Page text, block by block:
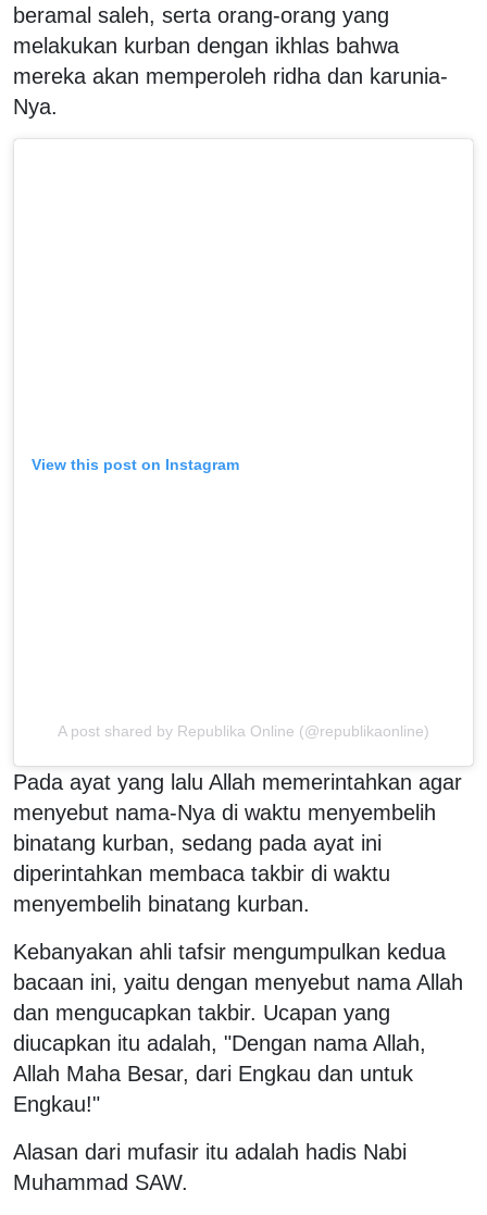
beramal saleh, serta orang-orang yang
melakukan kurban dengan ikhlas bahwa
mereka akan memperoleh ridha dan karunia-
Nya.
View this post on Instagram
A post shared by Republika Online (@republikaonline)
Pada ayat yang lalu Allah memerintahkan agar
menyebut nama-Nya di waktu menyembelih
binatang kurban, sedang pada ayat ini
diperintahkan membaca takbir di waktu
menyembelih binatang kurban.
Kebanyakan ahli tafsir mengumpulkan kedua
bacaan ini, yaitu dengan menyebut nama Allah
dan mengucapkan takbir. Ucapan yang
diucapkan itu adalah, "Dengan nama Allah,
Allah Maha Besar, dari Engkau dan untuk
Engkau!"
Alasan dari mufasir itu adalah hadis Nabi
Muhammad SAW.